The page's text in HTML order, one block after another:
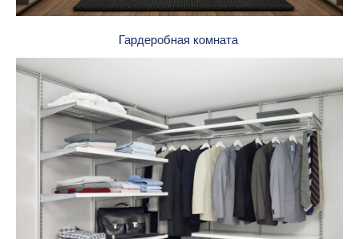
Гардеробная комната